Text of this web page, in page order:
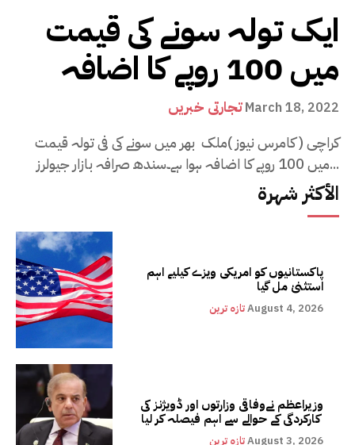
ایک تولہ سونے کی قیمت
میں 100 روپے کا اضافہ
تجارتی خبریںMarch 18, 2022
کراچی ( کامرس نیوز )ملک بھر میں سونے کی فی تولہ قیمت
میں 100 روپے کا اضافہ ہوا ہے۔سندھ صرافہ بازار جیولرز...
الأكثر شهرة
پاکستانیوں کو امریکی ویزے کیلیے اہم
استثنیٰ مل گیا
تازہ ترینAugust 4, 2026
وزیراعظم نےوفاقی وزارتوں اور ڈویژنز کی
کارکردگی کے حوالے سے اہم فیصلہ کر لیا
تازہ ترینAugust 3, 2026